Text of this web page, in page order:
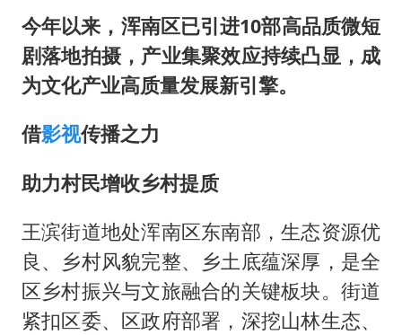
今年以来，浑南区已引进10部高品质微短
剧落地拍摄，产业集聚效应持续凸显，成
为文化产业高质量发展新引擎。
借影视传播之力
助力村民增收乡村提质
王滨街道地处浑南区东南部，生态资源优
良、乡村风貌完整、乡土底蕴深厚，是全
区乡村振兴与文旅融合的关键板块。街道
紧扣区委、区政府部署，深挖山林生态、